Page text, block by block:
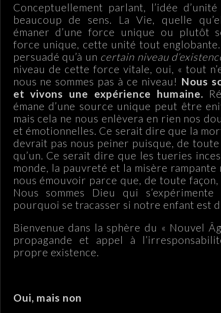
Conceptuellement parlant, l’idée
beaucoup de sens. La Vie, quelle
émaner d’une force unique ou plutôt
force unique, cette unité tout
persuadé qu’à un certain niveau
niveau de cette force vitale, oui, « tout
nous ne sommes pas à ce niveau! Nous
et vivons une expérience humaine.
émane d’une source unique peut être
mais cela ne nous enlèvera en rien nos
et émotionnelles. Ce serait dire que la
devrait pas nous peiner puisque, de toute
qu’un. Ce serait dire que les tueries
monde, la pauvreté et la misère rampante
nous émouvoir parce que, de toute façon,
Nous sommes Dieu qui s’expérimente
pourquoi se tracasser si notre enfant est
Bienvenue dans la sphère du « Nouvel
propagande et appel à
propre existence.
Oui, mais non